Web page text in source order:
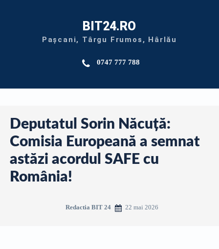
BIT24.RO
Pașcani, Târgu Frumos, Hârlău
0747 777 788
Deputatul Sorin Năcuță:
Comisia Europeană a semnat
astăzi acordul SAFE cu
România!
Redactia BIT 24 22 mai 2026